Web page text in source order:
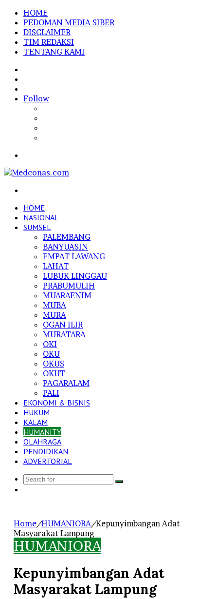
HOME
PEDOMAN MEDIA SIBER
DISCLAIMER
TIM REDAKSI
TENTANG KAMI
In
Follow
HOME
NASIONAL
SUMSEL
PALEMBANG
BANYUASIN
EMPAT LAWANG
LAHAT
LUBUK LINGGAU
PRABUMULIH
MUARAENIM
MUBA
MURA
OGAN ILIR
MURATARA
OKI
OKU
OKUS
OKUT
PAGARALAM
PALI
EKONOMI & BISNIS
HUKUM
KALAM
HUMANITY
OLAHRAGA
PENDIDIKAN
ADVERTORIAL
Search
Home/HUMANIORA/Kepunyimbangan Adat
Masyarakat Lampung
HUMANIORA
Kepunyimbangan Adat
Masyarakat Lampung